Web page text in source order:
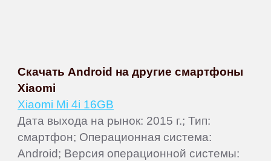
Скачать Android на другие смартфоны
Xiaomi
Xiaomi Mi 4i 16GB
Дата выхода на рынок: 2015 г.; Тип:
смартфон; Операционная система:
Android; Версия операционной системы: